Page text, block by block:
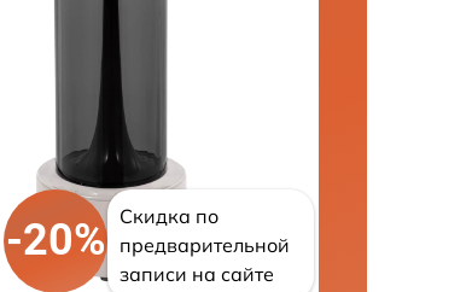
-20%
Скидка по
предварительной
записи на сайте